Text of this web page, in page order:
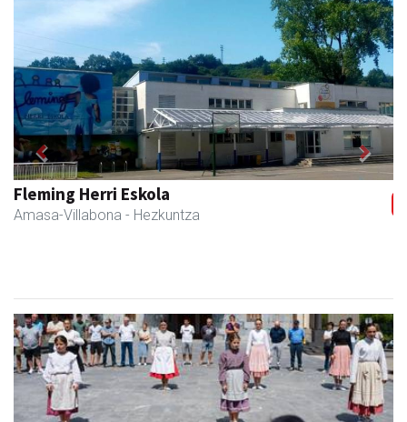
Amane
Amasa-Villabona - Arropa-dendak
Previous Next